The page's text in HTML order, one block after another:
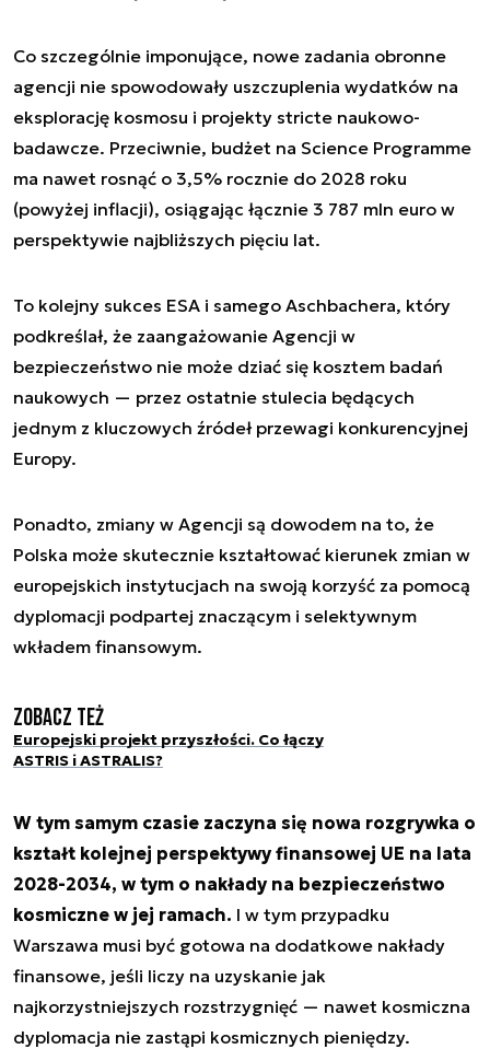
Co szczególnie imponujące, nowe zadania obronne
agencji nie spowodowały uszczuplenia wydatków na
eksplorację kosmosu i projekty stricte naukowo-
badawcze. Przeciwnie, budżet na Science Programme
ma nawet rosnąć o 3,5% rocznie do 2028 roku
(powyżej inflacji), osiągając łącznie 3 787 mln euro w
perspektywie najbliższych pięciu lat.
To kolejny sukces ESA i samego Aschbachera, który
podkreślał, że zaangażowanie Agencji w
bezpieczeństwo nie może dziać się kosztem badań
naukowych — przez ostatnie stulecia będących
jednym z kluczowych źródeł przewagi konkurencyjnej
Europy.
Ponadto, zmiany w Agencji są dowodem na to, że
Polska może skutecznie kształtować kierunek zmian w
europejskich instytucjach na swoją korzyść za pomocą
dyplomacji podpartej znaczącym i selektywnym
wkładem finansowym.
Zobacz też
Europejski projekt przyszłości. Co łączy
ASTRIS i ASTRALIS?
W tym samym czasie zaczyna się nowa rozgrywka o
kształt kolejnej perspektywy finansowej UE na lata
2028-2034, w tym o nakłady na bezpieczeństwo
kosmiczne w jej ramach. I w tym przypadku
Warszawa musi być gotowa na dodatkowe nakłady
finansowe, jeśli liczy na uzyskanie jak
najkorzystniejszych rozstrzygnięć — nawet kosmiczna
dyplomacja nie zastąpi kosmicznych pieniędzy.